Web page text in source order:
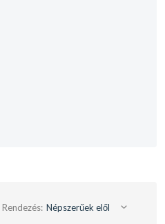
Rendezés: Népszerűek elől